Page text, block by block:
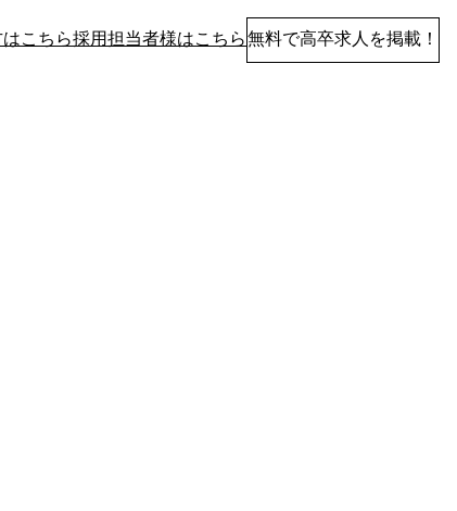
こちら採用担当者様はこちら無料で高卒求人を掲載！